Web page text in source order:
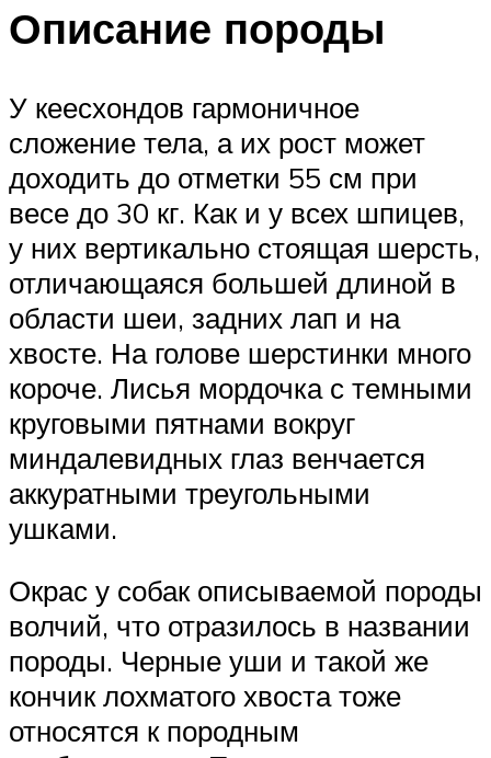
Описание породы
У кеесхондов гармоничное
сложение тела, а их рост может
доходить до отметки 55 см при
весе до 30 кг. Как и у всех шпицев,
у них вертикально стоящая шерсть,
отличающаяся большей длиной в
области шеи, задних лап и на
хвосте. На голове шерстинки много
короче. Лисья мордочка с темными
круговыми пятнами вокруг
миндалевидных глаз венчается
аккуратными треугольными
ушками.
Окрас у собак описываемой породы
волчий, что отразилось в названии
породы. Черные уши и такой же
кончик лохматого хвоста тоже
относятся к породным